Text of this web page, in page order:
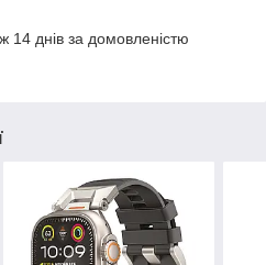
14 днів за домовленістю